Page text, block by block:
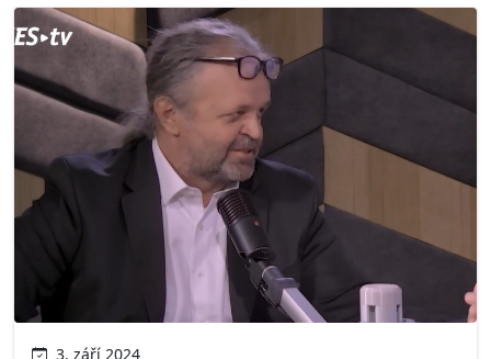
3. září 2024